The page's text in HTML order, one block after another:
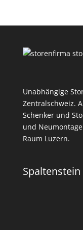
Unabhängige
Zentralschweiz.
Schenker und
und
Raum Luzern.